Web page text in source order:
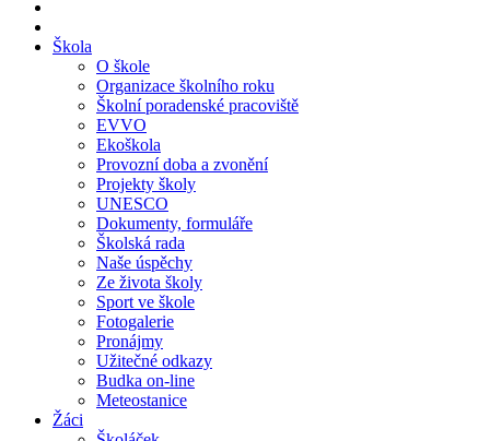
Škola
O škole
Organizace školního roku
Školní poradenské pracoviště
EVVO
Ekoškola
Provozní doba a zvonění
Projekty školy
UNESCO
Dokumenty, formuláře
Školská rada
Naše úspěchy
Ze života školy
Sport ve škole
Fotogalerie
Pronájmy
Užitečné odkazy
Budka on-line
Meteostanice
Žáci